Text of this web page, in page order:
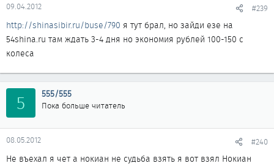
09.04.2012 #239
http://shinasibir.ru/buse/790 я тут брал, но зайди езе на
54shina.ru там ждать 3-4 дня но экономия рублей 100-150 с
колеса
5 555/555
Пока больше читатель
08.05.2012 #240
Не въехал я чет а нокиан не судьба взять я вот взял Нокиан